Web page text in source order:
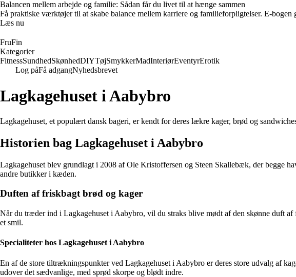
Balancen mellem arbejde og familie: Sådan får du livet til at hænge sammen
Få praktiske værktøjer til at skabe balance mellem karriere og familieforpligtelser. E-
Læs nu
FruFin
Kategorier
FitnessSundhedSkønhedDIYTøjSmykkerMadInteriørEventyrErotik
Log påFå adgangNyhedsbrevet
Lagkagehuset i Aabybro
Lagkagehuset, et populært dansk bageri, er kendt for deres lækre kager, brød og
Historien bag Lagkagehuset i Aabybro
Lagkagehuset blev grundlagt i 2008 af Ole Kristoffersen og Steen Skallebæk, der begge
andre butikker i kæden.
Duften af friskbagt brød og kager
Når du træder ind i Lagkagehuset i Aabybro, vil du straks blive mødt af den skønne duft
et smil.
Specialiteter hos Lagkagehuset i Aabybro
En af de store tiltrækningspunkter ved Lagkagehuset i Aabybro er deres store udvalg af
udover det sædvanlige, med sprød skorpe og blødt indre.